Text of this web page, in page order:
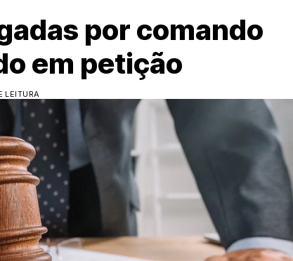
por comando
em petição
LEITURA